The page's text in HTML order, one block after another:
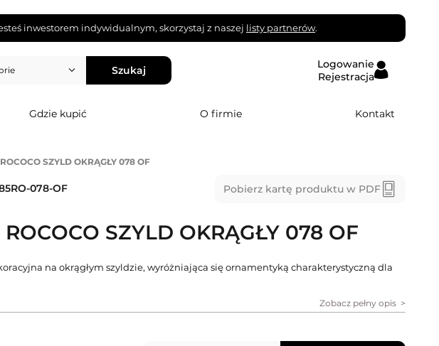
inwestorem indywidualnym, skorzystaj z naszej listy partnerów.
Szukaj
Logowanie
Rejestracja
Gdzie kupić O firmie Kontakt
SZYLD OKRĄGŁY 078 OF
078-OF Pobierz kartę produktu w PDF
SZYLD OKRĄGŁY 078 OF
na okrągłym szyldzie, wyróżniająca się ornamentyką charakterystyczną dla
Zobacz pełny opis